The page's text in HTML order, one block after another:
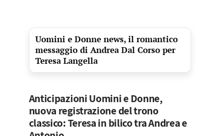
Uomini e Donne news, il romantico
messaggio di Andrea Dal Corso per
Teresa Langella
Anticipazioni Uomini e Donne,
nuova registrazione del trono
classico: Teresa in bilico tra Andrea e